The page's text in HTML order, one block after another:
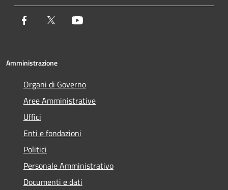
Facebook Twitter
Amministrazione
Organi di Governo
Aree Amministrative
Uffici
Enti e fondazioni
Politici
Personale Amministrativo
Documenti e dati